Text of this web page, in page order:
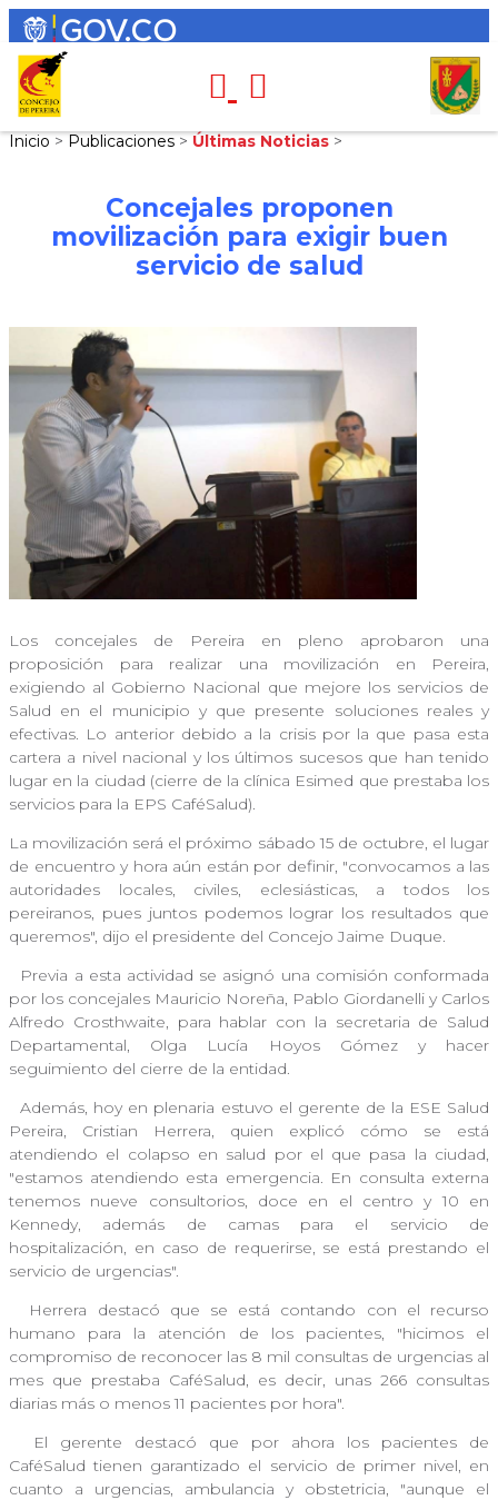
Inicio > Publicaciones > Últimas Noticias >
Concejales proponen
movilización para exigir buen
servicio de salud
Los concejales de Pereira en pleno aprobaron una
proposición para realizar una movilización en Pereira,
exigiendo al Gobierno Nacional que mejore los servicios de
Salud en el municipio y que presente soluciones reales y
efectivas. Lo anterior debido a la crisis por la que pasa esta
cartera a nivel nacional y los últimos sucesos que han tenido
lugar en la ciudad (cierre de la clínica Esimed que prestaba los
servicios para la EPS CaféSalud).
La movilización será el próximo sábado 15 de octubre, el lugar
de encuentro y hora aún están por definir, "convocamos a las
autoridades locales, civiles, eclesiásticas, a todos los
pereiranos, pues juntos podemos lograr los resultados que
queremos", dijo el presidente del Concejo Jaime Duque.
Previa a esta actividad se asignó una comisión conformada
por los concejales Mauricio Noreña, Pablo Giordanelli y Carlos
Alfredo Crosthwaite, para hablar con la secretaria de Salud
Departamental, Olga Lucía Hoyos Gómez y hacer
seguimiento del cierre de la entidad.
Además, hoy en plenaria estuvo el gerente de la ESE Salud
Pereira, Cristian Herrera, quien explicó cómo se está
atendiendo el colapso en salud por el que pasa la ciudad,
"estamos atendiendo esta emergencia. En consulta externa
tenemos nueve consultorios, doce en el centro y 10 en
Kennedy, además de camas para el servicio de
hospitalización, en caso de requerirse, se está prestando el
servicio de urgencias".
Herrera destacó que se está contando con el recurso
humano para la atención de los pacientes, "hicimos el
compromiso de reconocer las 8 mil consultas de urgencias al
mes que prestaba CaféSalud, es decir, unas 266 consultas
diarias más o menos 11 pacientes por hora".
El gerente destacó que por ahora los pacientes de
CaféSalud tienen garantizado el servicio de primer nivel, en
cuanto a urgencias, ambulancia y obstetricia, "aunque el